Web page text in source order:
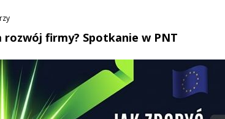
rozwój firmy? Spotkanie w PNT